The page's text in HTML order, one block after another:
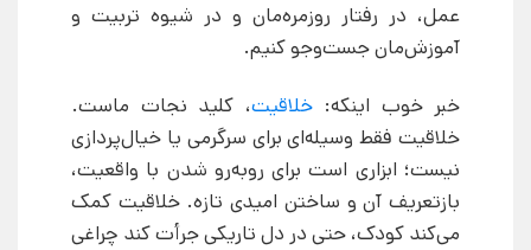
عمل، در رفتار روزمره‌مان و در شیوه تربیت و
آموزش‌مان جست‌وجو کنیم.
خبر خوب اینکه:خلاقیت، کلید نجات ماست.
خلاقیت فقط وسیله‌ای برای سرگرمی یا خیال‌پردازی
نیست؛ ابزاری است برای روبه‌رو شدن با واقعیت،
بازتعریف آن و ساختن امیدی تازه. خلاقیت کمک
می‌کند کودک، حتی در دل تاریکی جرأت کند چراغی